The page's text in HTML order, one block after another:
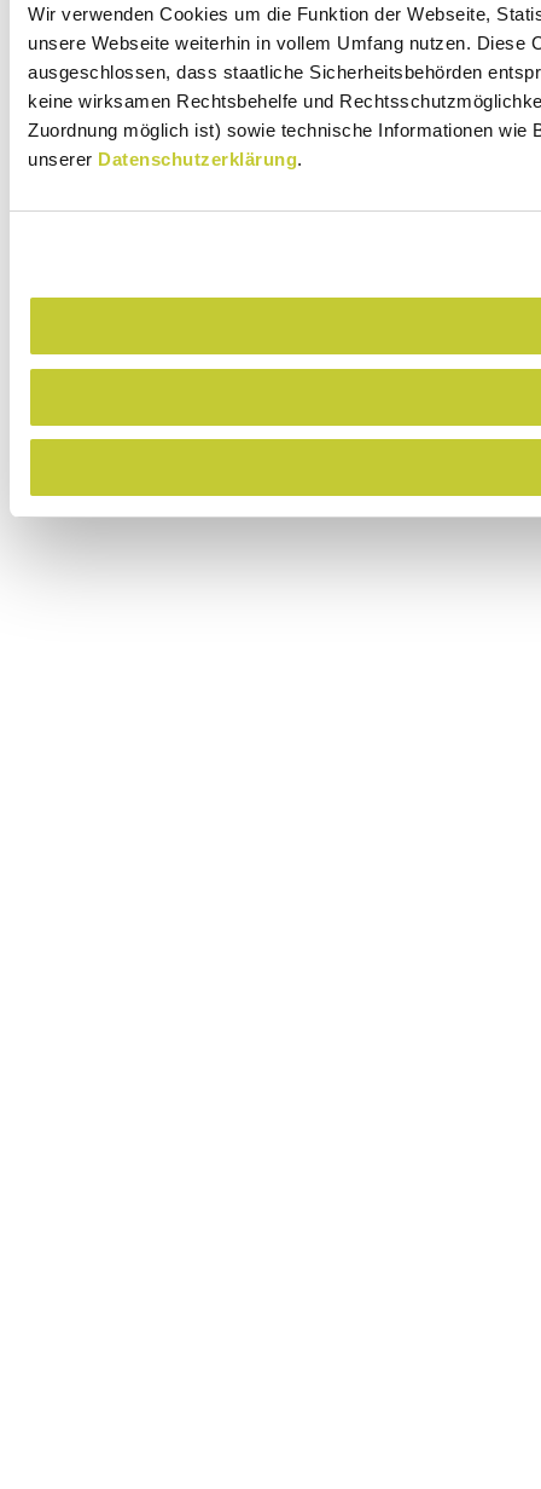
Wir verwenden Cookies um die Funktion der Webseite,
unsere Webseite weiterhin in vollem Umfang nutzen.
ausgeschlossen, dass staatliche Sicherheitsbehörden
keine wirksamen Rechtsbehelfe und
Zuordnung möglich ist) sowie technische Informationen wie
unserer Datenschutzerklärung.